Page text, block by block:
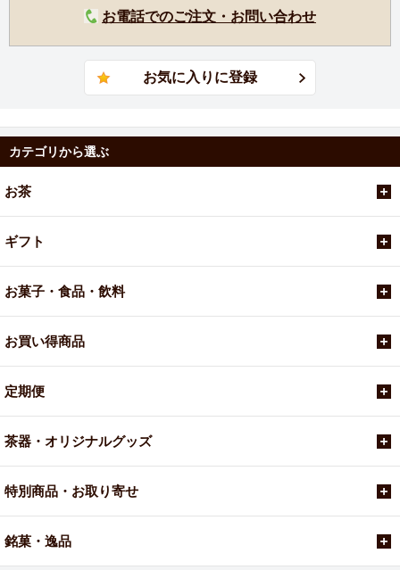
お電話でのご注文・お問い合わせ
カテゴリから選ぶ
お茶
ギフト
お菓子・食品・飲料
お買い得商品
定期便
茶器・オリジナルグッズ
特別商品・お取り寄せ
銘菓・逸品